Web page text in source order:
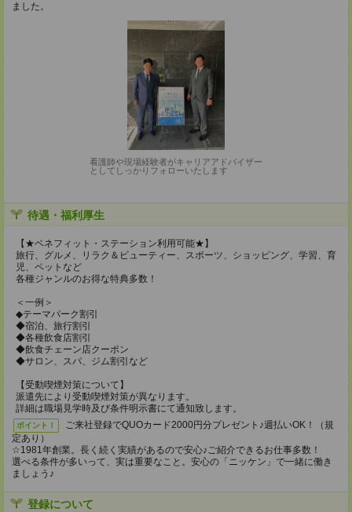
ました。
看護師や現場経験者がキャリアアドバイザー
としてしっかりフォローいたします
待遇・福利厚生
【★ベネフィット・ステーション利用可能★】
旅行、グルメ、リラク＆ビューティー、スポーツ、ショッピング、学習、育
児、ペットなど
各種ジャンルのお得な特典多数！
＜一例＞
◆テーマパーク割引
◆宿泊、旅行割引
◆各種飲食店割引
◆飲食チェーン店クーポン
◆サロン、スパ、ジム割引など
【受動喫煙対策について】
派遣先により受動喫煙対策が異なります。
詳細は職場見学時及び条件明示書にて通知致します。
ポイント！
ご来社登録でQUOカード2000円分プレゼント♪週払いOK！（規
定あり）
☆1981年創業。長く続く実績があるので安心♪ご紹介できるお仕事多数！
選べる条件が多いって、実は重要なこと。安心の「ニッケン」で一緒に働き
ましょう♪
登録について